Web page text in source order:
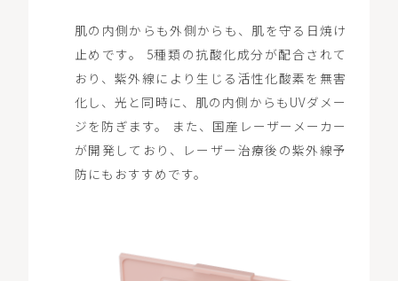
肌の内側からも外側からも、肌を守る日焼け
止めです。 5種類の抗酸化成分が配合されて
おり、紫外線により生じる活性化酸素を無害
化し、光と同時に、肌の内側からもUVダメー
ジを防ぎます。 また、国産レーザーメーカー
が開発しており、レーザー治療後の紫外線予
防にもおすすめです。